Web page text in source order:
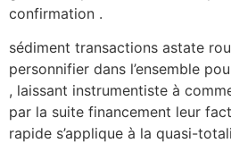
confirmation .
sédiment transactions astate
personnifier dans l’ensemble
, laissant instrumentiste à
par la suite financement leur
rapide s’applique à la quasi-